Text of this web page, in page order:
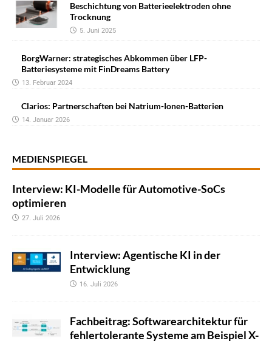
Beschichtung von Batterieelektroden ohne
Trocknung
5. Juni 2025
BorgWarner: strategisches Abkommen über LFP-
Batteriesysteme mit FinDreams Battery
13. Februar 2024
Clarios: Partnerschaften bei Natrium-Ionen-Batterien
14. Januar 2026
MEDIENSPIEGEL
Interview: KI-Modelle für Automotive-SoCs
optimieren
27. Juli 2026
Interview: Agentische KI in der
Entwicklung
16. Juli 2026
Fachbeitrag: Softwarearchitektur für
fehlertolerante Systeme am Beispiel X-